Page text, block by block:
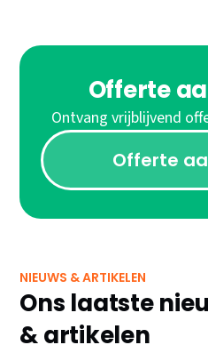
Offerte
Ontvang vrijblijvend
Offerte
NIEUWS & ARTIKELEN
Ons laatste
& artikelen